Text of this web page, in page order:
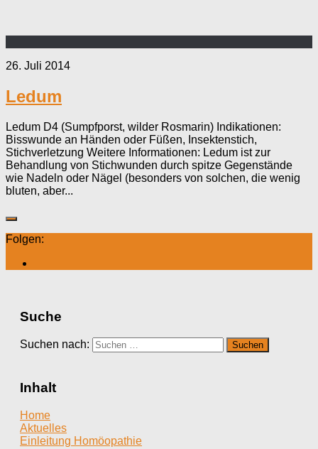
26. Juli 2014
Ledum
Ledum D4 (Sumpfporst, wilder Rosmarin) Indikationen:
Bisswunde an Händen oder Füßen, Insektenstich,
Stichverletzung Weitere Informationen: Ledum ist zur
Behandlung von Stichwunden durch spitze Gegenstände
wie Nadeln oder Nägel (besonders von solchen, die wenig
bluten, aber...
Folgen:
Suche
Suchen nach:
Inhalt
Home
Aktuelles
Einleitung Homöopathie